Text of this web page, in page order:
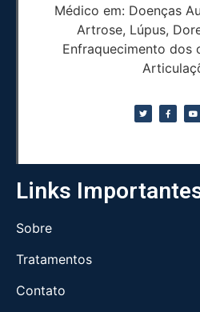
Médico em: Doenças
Artrose, Lúpus,
Enfraquecimento dos
Links
Sobre
Tratamentos
Contato